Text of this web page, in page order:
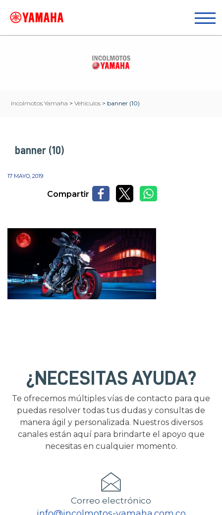
Incolmotos Yamaha > Vehículos > banner (10)
banner (10)
17 MAYO, 2019
Compartir
¿NECESITAS AYUDA?
Te ofrecemos múltiples vías de contacto para que
puedas resolver todas tus dudas y consultas de
manera ágil y personalizada. Nuestros diversos
canales están aquí para brindarte el apoyo que
necesitas en cualquier momento.
Correo electrónico